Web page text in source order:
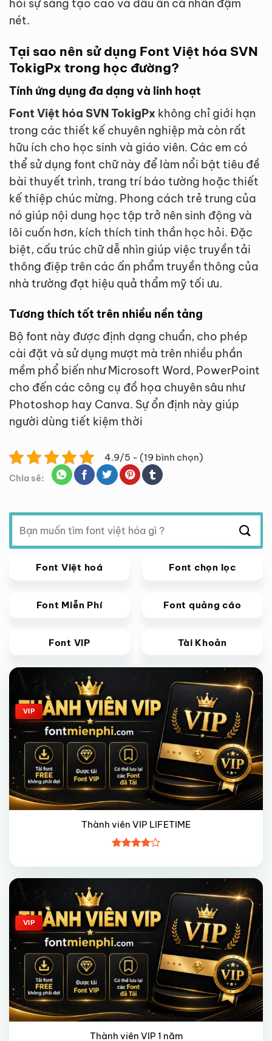
hỏi sự sáng tạo cao và dấu ấn cá nhân đậm
nét.
Tại sao nên sử dụng Font Việt hóa SVN
TokigPx trong học đường?
Tính ứng dụng đa dạng và linh hoạt
Font Việt hóa SVN TokigPx không chỉ giới hạn
trong các thiết kế chuyên nghiệp mà còn rất
hữu ích cho học sinh và giáo viên. Các em có
thể sử dụng font chữ này để làm nổi bật tiêu đề
bài thuyết trình, trang trí báo tường hoặc thiết
kế thiệp chúc mừng. Phong cách trẻ trung của
nó giúp nội dung học tập trở nên sinh động và
lôi cuốn hơn, kích thích tinh thần học hỏi. Đặc
biệt, cấu trúc chữ dễ nhìn giúp việc truyền tải
thông điệp trên các ấn phẩm truyền thông của
nhà trường đạt hiệu quả thẩm mỹ tối ưu.
Tương thích tốt trên nhiều nền tảng
Bộ font này được định dạng chuẩn, cho phép
cài đặt và sử dụng mượt mà trên nhiều phần
mềm phổ biến như Microsoft Word, PowerPoint
cho đến các công cụ đồ họa chuyên sâu như
Photoshop hay Canva. Sự ổn định này giúp
người dùng tiết kiệm thời
4.9/5 - (19 bình chọn)
Chia sẽ:
Tìm
kiếm:
Font Việt hoá Font chọn lọc
Font Miễn Phí Font quảng cáo
Font VIP Tài Khoản
Giảm giá!
VIP
Thành viên VIP LIFETIME
xếp hạng
45 sao
Giảm giá!
VIP
Thành viên VIP 1 năm